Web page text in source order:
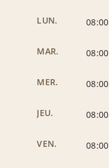
LUN. 08:00
MAR. 08:00
MER. 08:00
JEU. 08:00
VEN. 08:00